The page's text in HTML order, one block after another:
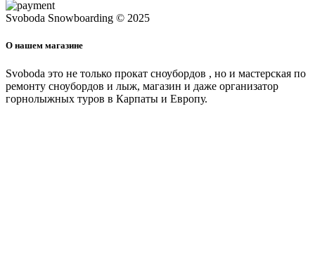
Svoboda Snowboarding © 2025
О нашем магазине
Svoboda это не только прокат сноубордов , но и мастерская по
ремонту сноубордов и лыж, магазин и даже организатор
горнолыжных туров в Карпаты и Европу.